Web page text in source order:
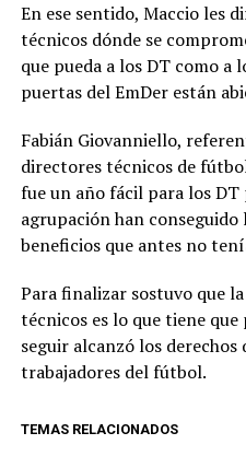
En ese sentido, Maccio les
técnicos dónde se
que pueda a los DT como a
puertas del EmDer están
Fabián Giovanniello,
directores técnicos de
fue un año fácil para los DT
agrupación han
beneficios que antes no
Para finalizar sostuvo que
técnicos es lo que tiene
seguir alcanzó los derechos
trabajadores del fútbol.
TEMAS RELACIONADOS